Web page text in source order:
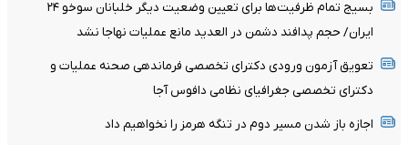
بسیج تمام ظرفیت‌ها برای تعیین وضعیت دیگر خلبانان سوخو ۲۴
ایران/ حجم پدافند دشمن در العدید مانع عملیات نهاجا نشد
تعویق آزمون ورودی دکترای تخصصی فرماندهی صحنه عملیات و
دکترای تخصصی جغرافیای نظامی دافوس آجا
اجازه باز شدن مسیر دوم در تنگه هرمز را نخواهیم داد